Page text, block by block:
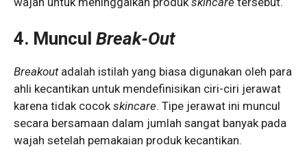
4. Muncul Break-Out
Breakoutadalah istilah yang biasa digunakan oleh para
ahli kecantikan untuk mendefinisikan ciri-ciri jerawat
karena tidak cocokskincare. Tipe jerawat ini muncul
secara bersamaan dalam jumlah sangat banyak pada
wajah setelah pemakaian produk kecantikan.